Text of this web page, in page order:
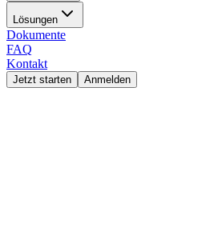
Lösungen
Dokumente
FAQ
Kontakt
Jetzt starten Anmelden